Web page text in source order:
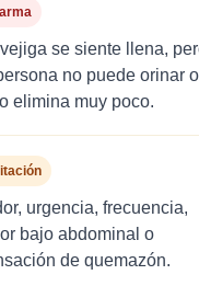
vejiga se siente llena,
no puede orinar o
elimina muy poco.
urgencia, frecuencia,
bajo abdominal o
de quemazón.